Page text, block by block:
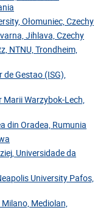
Ołomuniec, Czechy
Jihlava, Czechy
NTNU, Trondheim,
de Gestao (ISG),
Marii Warzybok-Lech,
din Oradea, Rumunia
Universidade da
University Pafos,
Mediolan,